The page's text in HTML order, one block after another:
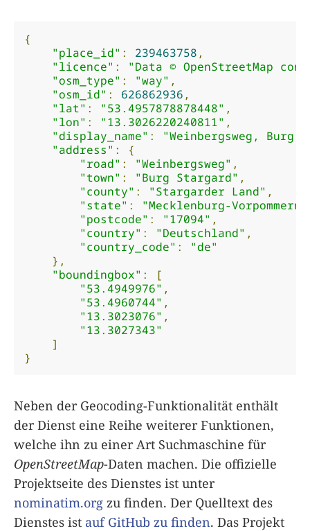
{
"place_id" : 239463758 ,
"licence" :
"Data © OpenStreetMap
"osm_type" : "way" ,
"osm_id" : 626862936 ,
"lat" : "53.4957878878448" ,
"lon" : "13.3026220240811" ,
"display_name" :
"Weinbergsweg, Burg
"address" :
{
"road" : "Weinbergsweg" ,
"town" : "Burg Stargard" ,
"county" : "Stargarder Land" ,
"state" : "Mecklenburg-Vorpommern"
"postcode" : "17094" ,
"country" : "Deutschland" ,
"country_code" :
"de"
},
"boundingbox" :
[
"53.4949976" ,
"53.4960744" ,
"13.3023076" ,
"13.3027343"
]
}
Neben der Geocoding-Funktionalität enthält
der Dienst eine Reihe weiterer Funktionen,
welche ihn zu einer Art Suchmaschine für
OpenStreetMap-Daten machen. Die offizielle
Projektseite des Dienstes ist unter
nominatim.org zu finden. Der Quelltext des
Dienstes ist auf GitHub zu finden. Das Projekt